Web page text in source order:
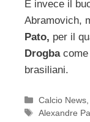
E invece il
Abramovich,
Pato, per il
Drogba
brasiliani.
Categorie
Calcio News
Tag
Alexandre